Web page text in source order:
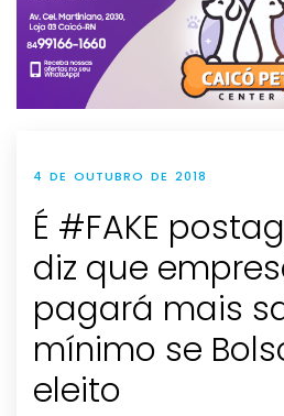
4 DE OUTUBRO DE 2018
É #FAKE
diz que
pagará mais
mínimo se
eleito